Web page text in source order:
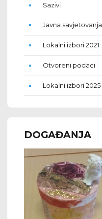
Sazivi
Javna savjetovanja
Lokalni izbori 2021
Otvoreni podaci
Lokalni izbori 2025
DOGAĐANJA